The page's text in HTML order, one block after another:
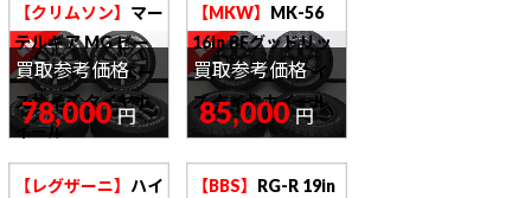
【クリムソン】 マー
テルギア MG ビー
スト 17in ハイエー
スサイズ タイヤホ
イール
買取参考価格
78,000 円
【MKW】 MK-56
16in BFグッドリッ
チ付き デリカサイ
ズ タイヤホイール
買取参考価格
85,000 円
【レグザーニ】 ハイ
【BBS】 RG-R 19in